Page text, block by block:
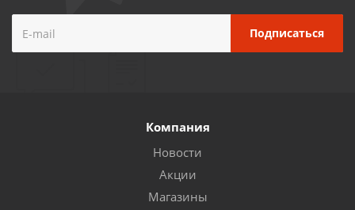
Компания
Новости
Акции
Магазины